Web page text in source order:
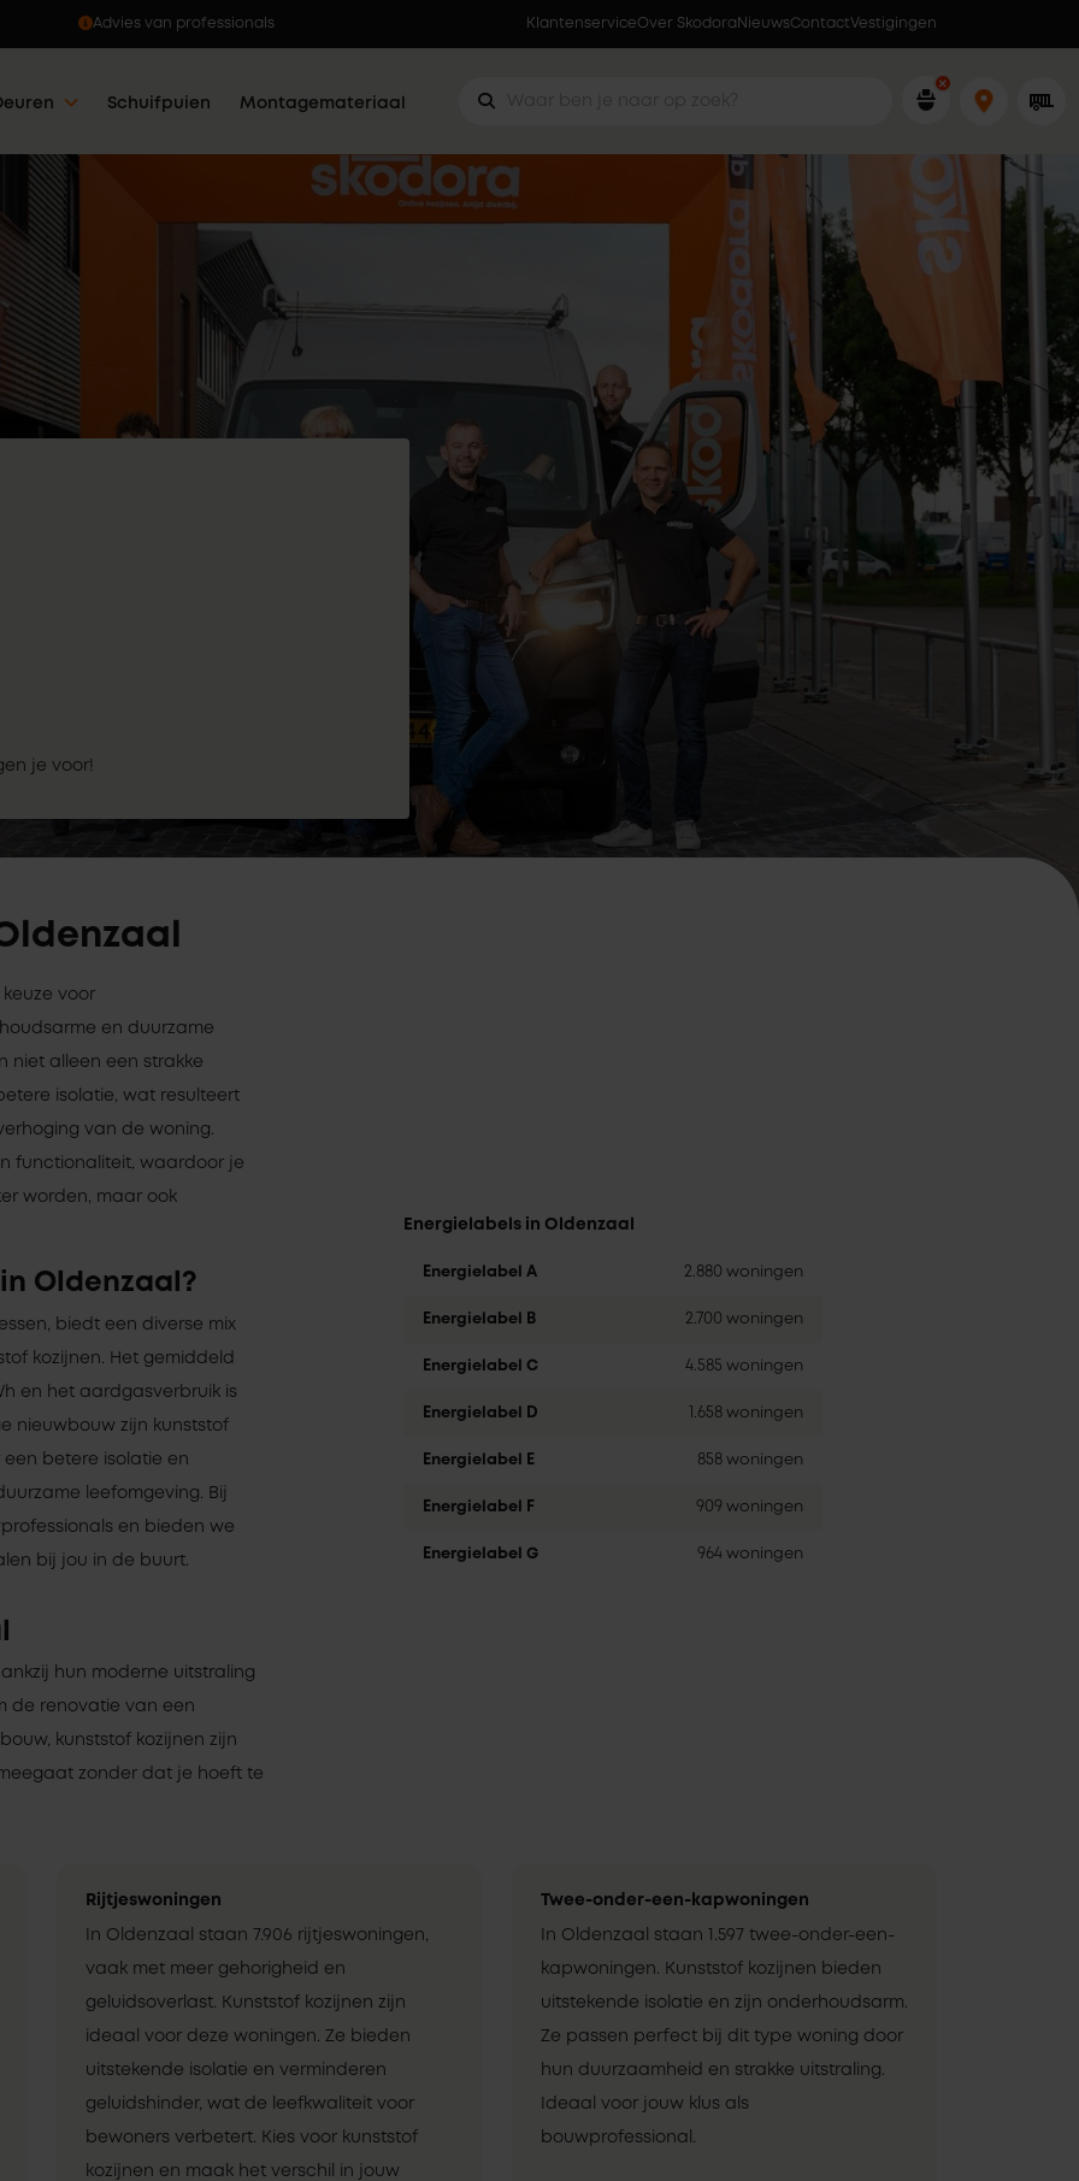
Ophalen wanneer jou dat uitkomt Lokaal geproduceerd in eigen fabriek
KlantenserviceOver Skodora NieuwsContactVestigingen
Schuifpuien Montagemateriaal
je voor!
voor
en duurzame
niet alleen een strakke
isolatie, wat resulteert
van de woning.
functionaliteit, waardoor je
worden, maar ook
Oldenzaal?
biedt een diverse mix
kozijnen. Het gemiddeld
en het aardgasverbruik is
nieuwbouw zijn kunststof
een betere isolatie en
leefomgeving. Bij
en bieden we
bij jou in de buurt.
Energielabels in Oldenzaal
Energielabel A 2.880 woningen
Energielabel B 2.700 woningen
Energielabel C 4.585 woningen
Energielabel D 1.658 woningen
Energielabel E 858 woningen
Energielabel F 909 woningen
Energielabel G 964 woningen
hun moderne uitstraling
de renovatie van een
kunststof kozijnen zijn
zonder dat je hoeft te
Rijtjeswoningen
In Oldenzaal staan 7.906 rijtjeswoningen,
vaak met meer gehorigheid en
geluidsoverlast. Kunststof kozijnen zijn
ideaal voor deze woningen. Ze bieden
uitstekende isolatie en verminderen
geluidshinder, wat de leefkwaliteit voor
bewoners verbetert. Kies voor kunststof
kozijnen en maak het verschil in jouw
Twee-onder-een-kapwoningen
In Oldenzaal staan 1.597 twee-onder-een-
kapwoningen. Kunststof kozijnen bieden
uitstekende isolatie en zijn onderhoudsarm.
Ze passen perfect bij dit type woning door
hun duurzaamheid en strakke uitstraling.
Ideaal voor jouw klus als
bouwprofessional.